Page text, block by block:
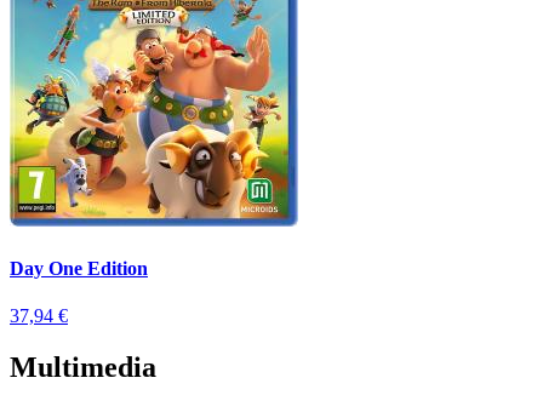
Day One Edition
37,94 €
Multimedia